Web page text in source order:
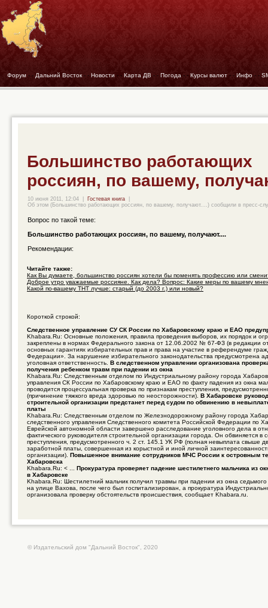
Форум - - Дальний Восток - - Новости - - Карта ДВ - - Погода - - Курсы валют - - Инфо - -
Большинство работающих
россиян, по вашему,
10 июня 2011, 12:04 Гостевая книга
Об этом (Большинство работающих россиян, по вашему, получают....) сообщили в пресс-
Вопрос по такой теме:
Большинство работающих россиян, по вашему, получают....
Рекомендации:
Читайте также:
Как Вы думаете, большинство россиян хотели бы поменять профессию или
Доброе утро уважаемые россияне. Как дела? Вопрос: Какие меры по вашему
Какой по-вашему ТНТ лучше: старый (до 2003 г.) или новый?
Короткой строкой:
Следственное управление СУ СК России по Хабаровскому краю и ЕАО
Khabara.Ru: Основные положения, правила проведения выборов, их порядок и
закреплены в нормах Федерального закона от 12.06.2002 № 67-ФЗ (в редакции
основных гарантиях избирательных прав и права на участие в референдуме
Федерации». За нарушение избирательного законодательства предусмотрена
уголовная ответственность. В следственном управлении организована
получения ребенком травм при падении из окна
Khabara.Ru: Следственным отделом по Индустриальному району города
управления СК России по Хабаровскому краю и ЕАО по факту падения из окна
проводится процессуальная проверка по признакам преступления,
(причинение тяжкого вреда здоровью по неосторожности). В Хабаровске
строительной организации предстанет перед судом по обвинению в
платы
Khabara.Ru: Следственным отделом по Железнодорожному району города
следственного управления Следственного комитета Российской Федерации по
Еврейской автономной области завершено расследование уголовного дела в
фактического руководителя строительной организации города. Он обвиняется в
преступления, предусмотренного ч. 2 ст. 145.1 УК РФ (полная невыплата свыше
заработной платы, совершенная из корыстной и иной личной
организации). Повышенное внимание сотрудников МЧС России к островным
Хабаровска
Khabara.Ru: < ... Прокуратура проверяет падение шестилетнего мальчика из
в Хабаровске
Khabara.Ru: Шестилетний мальчик получил травмы при падении из окна
на улице Вахова, после чего был госпитализирован, а прокуратура
организовала проверку обстоятельств происшествия, сообщает Khabara.ru.
© Издательский дом "Дальний Восток", 2020